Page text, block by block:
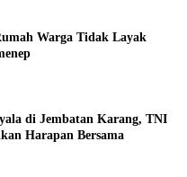
Warga Tidak Layak
di Jembatan Karang, TNI
Harapan Bersama